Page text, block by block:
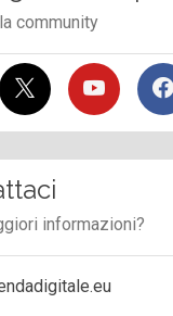
community
informazioni?